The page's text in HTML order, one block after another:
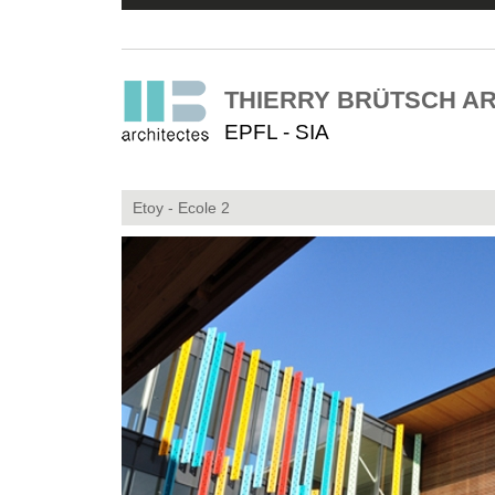
THIERRY BRÜTSCH
EPFL - SIA
Etoy - Ecole 2